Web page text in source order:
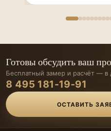
Готовы обсудить ваш
Бесплатный замер и расчёт —
8 495 181-19-91
ОСТАВИТЬ